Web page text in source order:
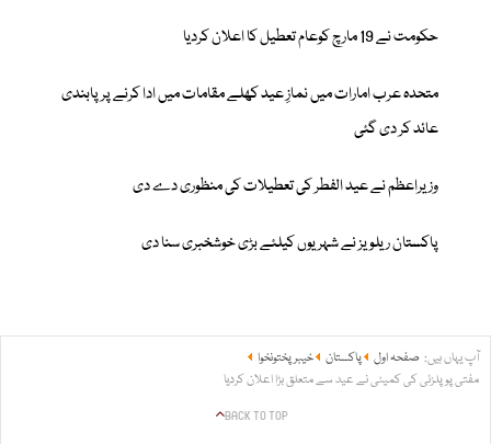
حکومت نے 19 مارچ کوعام تعطیل کا اعلان کردیا
متحدہ عرب امارات میں نمازِ عید کھلے مقامات میں ادا کرنے پر پابندی
عائد کر دی گئی
وزیراعظم نے عید الفطر کی تعطیلات کی منظوری دے دی
پاکستان ریلویز نے شہریوں کیلئے بڑی خوشخبری سنا دی
آپ یہاں ہیں: صفحہ اول پاکستان
خیبر پختونخوا
مفتی پوپلزئی کی کمیٹی نے عید سے متعلق بڑا اعلان کردیا
BACK TO TOP